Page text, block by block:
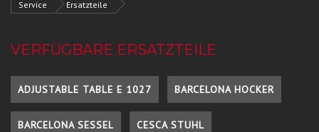
Service Ersatzteile
VERFÜGBARE ERSATZTEILE
ADJUSTABLE TABLE E 1027 BARCELONA HOCKER
BARCELONA SESSEL CESCA STUHL